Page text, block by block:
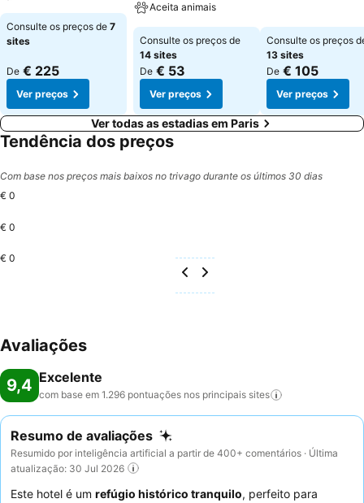
Consulte os preços de 7
sites
De € 225
Ver preços
Aceita animais
Consulte os preços de
14 sites
De € 53
Ver preços
Consulte os preços
13 sites
De € 105
Ver preços
Ver todas as estadias em Paris
Tendência dos preços
Com base nos preços mais baixos no trivago durante os últimos 30 dias
€ 0
€ 0
€ 0
Avaliações
9,4 Excelente
com base em 1.296 pontuações nos principais sites
Resumo de avaliações
Resumido por inteligência artificial a partir de 400+ comentários · Última
atualização: 30 Jul 2026
Este hotel é um refúgio histórico tranquilo, perfeito para